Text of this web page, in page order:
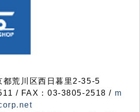
荒川区西日暮里2-35-5
/ FAX：03-3805-2518 / m